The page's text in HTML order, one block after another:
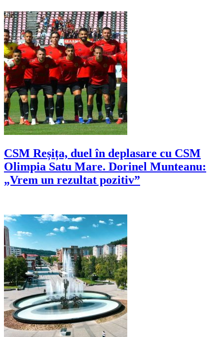
CSM Reșița, duel în deplasare cu CSM
Olimpia Satu Mare. Dorinel Munteanu:
„Vrem un rezultat pozitiv”